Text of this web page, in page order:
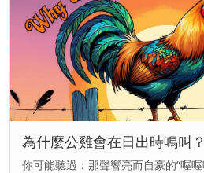
為什麼公雞會在日出時鳴叫？
你可能聽過：那聲響亮而自豪的“喔